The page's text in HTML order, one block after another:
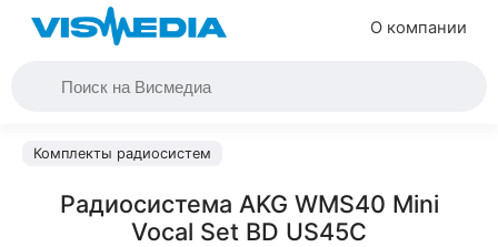
О компании
Комплекты радиосистем
Радиосистема AKG WMS40 Mini
Vocal Set BD US45C